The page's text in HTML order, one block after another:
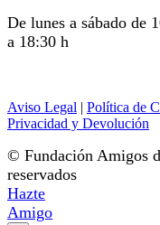
De lunes a sábado de
a 18:30 h
Aviso Legal | Política de
Privacidad y Devolución
© Fundación Amigos
reservados
Hazte
Amigo